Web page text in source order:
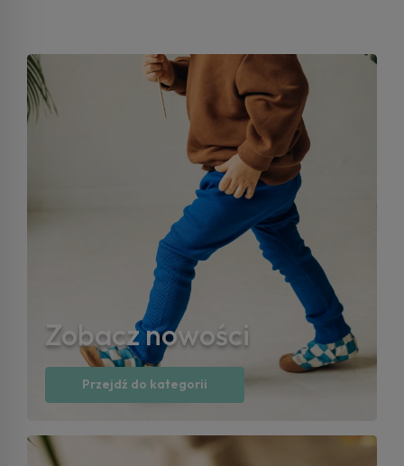
Zobacz nowości
Przejdź do kategorii